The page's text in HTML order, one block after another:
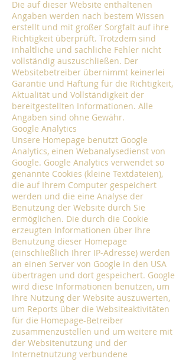
Die auf dieser Website enthaltenen
Angaben werden nach bestem Wissen
erstellt und mit großer Sorgfalt auf ihre
Richtigkeit überprüft. Trotzdem sind
inhaltliche und sachliche Fehler nicht
vollständig auszuschließen. Der
Websitebetreiber übernimmt keinerlei
Garantie und Haftung für die Richtigkeit,
Aktualität und Vollständigkeit der
bereitgestellten Informationen. Alle
Angaben sind ohne Gewähr.
Google Analytics
Unsere Homepage benutzt Google
Analytics, einen Webanalysedienst von
Google. Google Analytics verwendet so
genannte Cookies (kleine Textdateien),
die auf Ihrem Computer gespeichert
werden und die eine Analyse der
Benutzung der Website durch Sie
ermöglichen. Die durch die Cookie
erzeugten Informationen über Ihre
Benutzung dieser Homepage
(einschließlich Ihrer IP-Adresse) werden
an einen Server von Google in den USA
übertragen und dort gespeichert. Google
wird diese Informationen benutzen, um
Ihre Nutzung der Website auszuwerten,
um Reports über die Websiteaktivitäten
für die Homepage-Betreiber
zusammenzustellen und um weitere mit
der Websitenutzung und der
Internetnutzung verbundene